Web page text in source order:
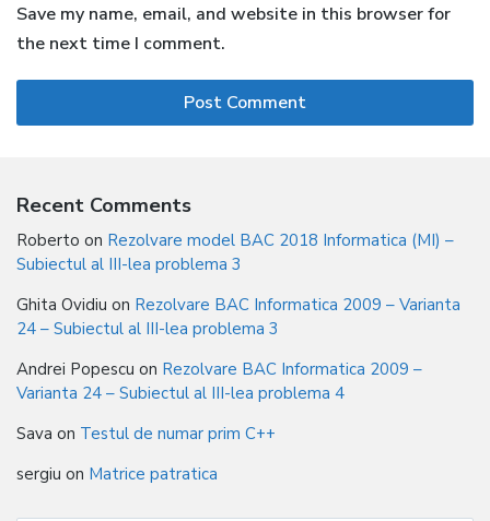
Save my name, email, and website in this browser for
the next time I comment.
Recent Comments
Roberto on Rezolvare model BAC 2018 Informatica (MI) –
Subiectul al III-lea problema 3
Ghita Ovidiu on Rezolvare BAC Informatica 2009 – Varianta
24 – Subiectul al III-lea problema 3
Andrei Popescu on Rezolvare BAC Informatica 2009 –
Varianta 24 – Subiectul al III-lea problema 4
Sava on Testul de numar prim C++
sergiu on Matrice patratica